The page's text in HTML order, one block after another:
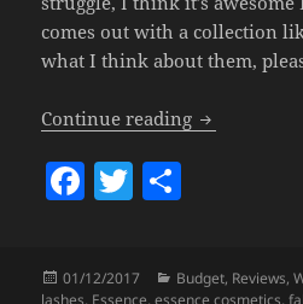
comes out with a collection
what I think about them,
Continue reading Essence
F T
Posted
on
01/12/2017 Categories
Budget, Reviews,
lashes, Essence,essence cosmetics,